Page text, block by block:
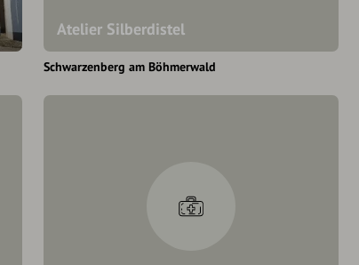
Atelier Silberdistel
Schwarzenberg am Böhmerwald